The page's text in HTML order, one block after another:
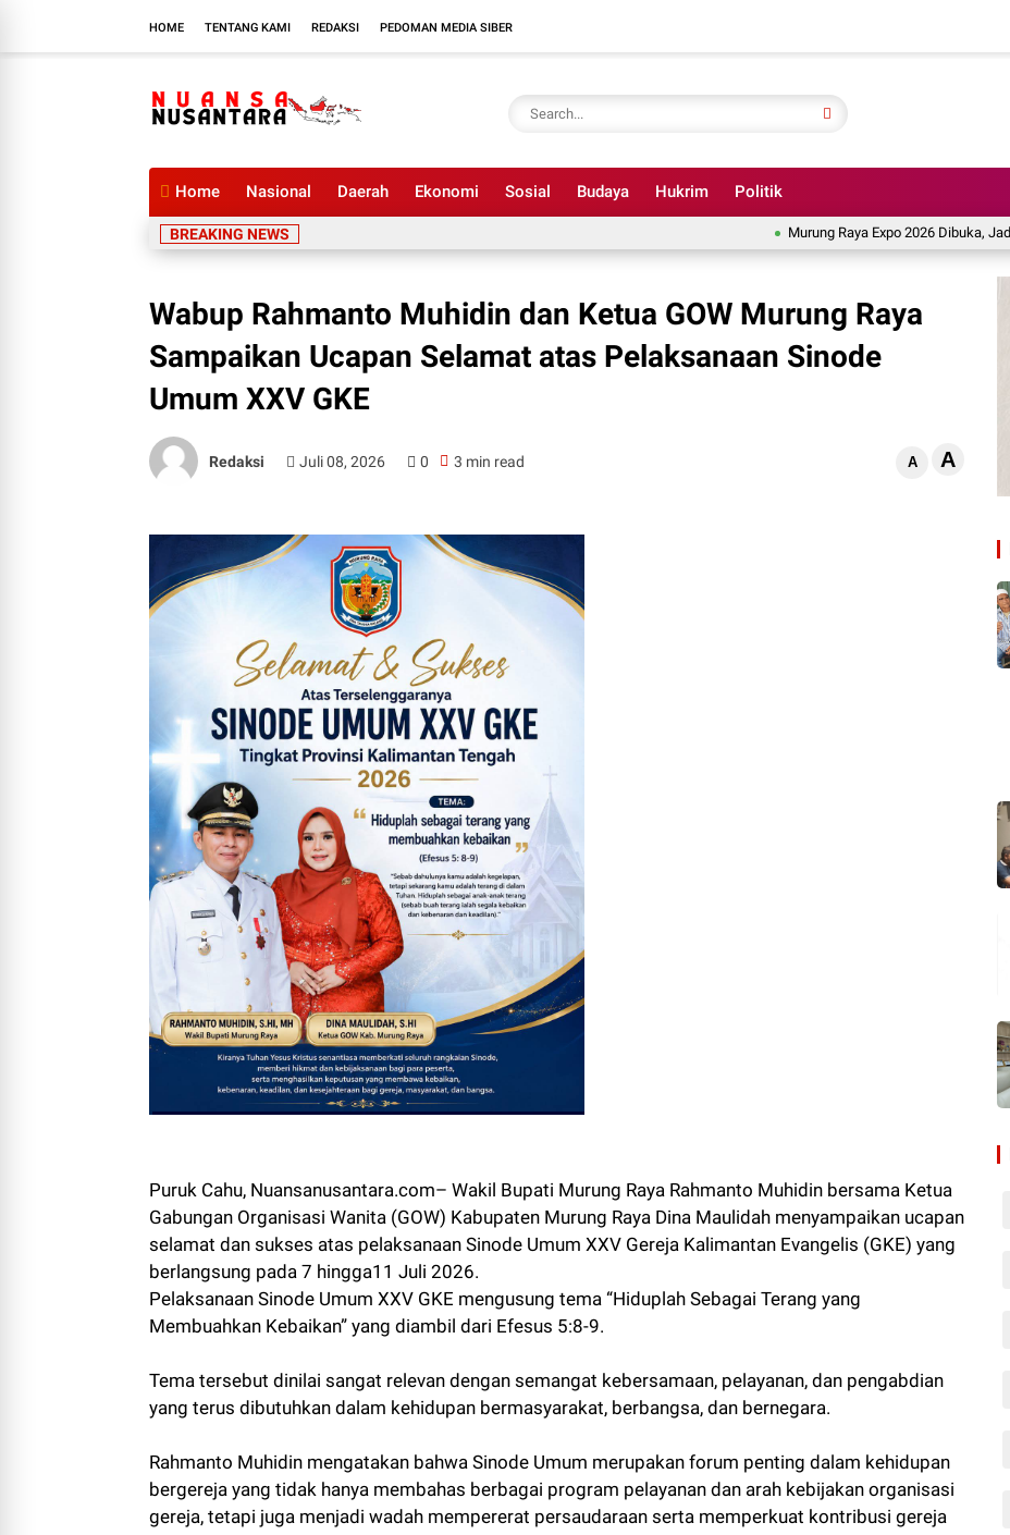
HOME TENTANG KAMI REDAKSI PEDOMAN MEDIA SIBER
Home Nasional Daerah Ekonomi Sosial Budaya Hukrim Politik
BREAKING NEWS Murung Raya Expo 2026 Dibuka, Jadi
Wabup Rahmanto Muhidin dan Ketua GOW Murung Raya
Sampaikan Ucapan Selamat atas Pelaksanaan Sinode
Umum XXV GKE
Redaksi Juli 08, 2026 0 3 min read A A
Puruk Cahu, Nuansanusantara.com– Wakil Bupati Murung Raya Rahmanto Muhidin bersama Ketua
Gabungan Organisasi Wanita (GOW) Kabupaten Murung Raya Dina Maulidah menyampaikan ucapan
selamat dan sukses atas pelaksanaan Sinode Umum XXV Gereja Kalimantan Evangelis (GKE) yang
berlangsung pada 7 hingga11 Juli 2026.
Pelaksanaan Sinode Umum XXV GKE mengusung tema “Hiduplah Sebagai Terang yang
Membuahkan Kebaikan” yang diambil dari Efesus 5:8-9.
Tema tersebut dinilai sangat relevan dengan semangat kebersamaan, pelayanan, dan pengabdian
yang terus dibutuhkan dalam kehidupan bermasyarakat, berbangsa, dan bernegara.
Rahmanto Muhidin mengatakan bahwa Sinode Umum merupakan forum penting dalam kehidupan
bergereja yang tidak hanya membahas berbagai program pelayanan dan arah kebijakan organisasi
gereja, tetapi juga menjadi wadah mempererat persaudaraan serta memperkuat kontribusi gereja